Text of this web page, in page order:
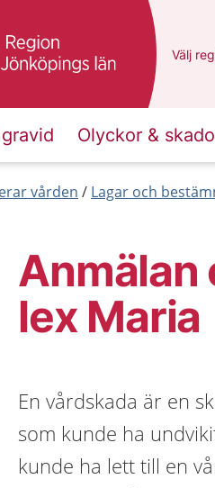
Du har
Välj en
Olyckor &
vården Lagar och
Anmälan
lex Maria
En vårdskada är en
som kunde ha
kunde ha lett till en